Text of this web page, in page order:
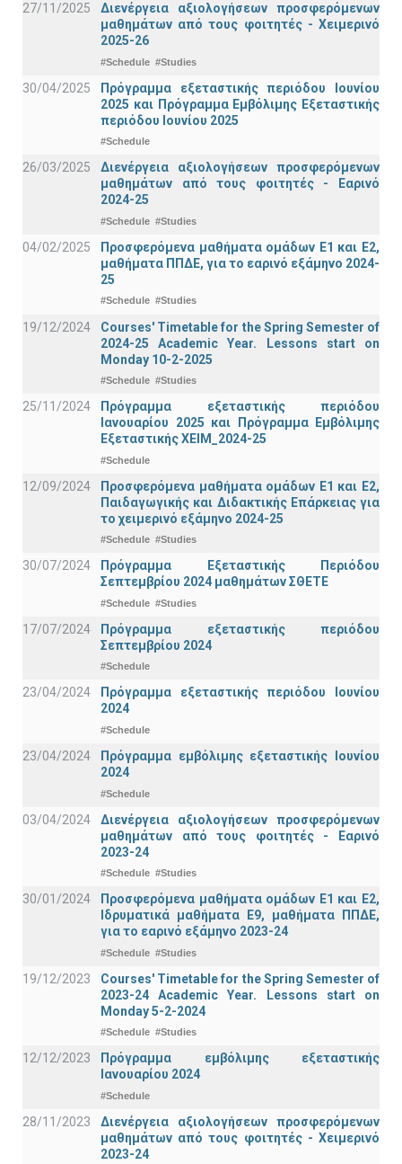
27/11/2025
Διενέργεια αξιολογήσεων προσφερόμενων
μαθημάτων από τους φοιτητές - Χειμερινό
2025-26
#Schedule #Studies
30/04/2025
Πρόγραμμα εξεταστικής περιόδου Ιουνίου
2025 και Πρόγραμμα Εμβόλιμης Εξεταστικής
περιόδου Ιουνίου 2025
#Schedule
26/03/2025
Διενέργεια αξιολογήσεων προσφερόμενων
μαθημάτων από τους φοιτητές - Εαρινό
2024-25
#Schedule #Studies
04/02/2025
Προσφερόμενα μαθήματα ομάδων Ε1 και Ε2,
μαθήματα ΠΠΔΕ, για το εαρινό εξάμηνο 2024-
25
#Schedule #Studies
19/12/2024
Courses' Timetable for the Spring Semester of
2024-25 Academic Year. Lessons start on
Monday 10-2-2025
#Schedule #Studies
25/11/2024
Πρόγραμμα εξεταστικής περιόδου
Ιανουαρίου 2025 και Πρόγραμμα Εμβόλιμης
Εξεταστικής ΧΕΙΜ_2024-25
#Schedule
12/09/2024
Προσφερόμενα μαθήματα ομάδων Ε1 και Ε2,
Παιδαγωγικής και Διδακτικής Επάρκειας για
το χειμερινό εξάμηνο 2024-25
#Schedule #Studies
30/07/2024
Πρόγραμμα Εξεταστικής Περιόδου
Σεπτεμβρίου 2024 μαθημάτων ΣΘΕΤΕ
#Schedule #Studies
17/07/2024
Πρόγραμμα εξεταστικής περιόδου
Σεπτεμβρίου 2024
#Schedule
23/04/2024
Πρόγραμμα εξεταστικής περιόδου Ιουνίου
2024
#Schedule
23/04/2024
Πρόγραμμα εμβόλιμης εξεταστικής Ιουνίου
2024
#Schedule
03/04/2024
Διενέργεια αξιολογήσεων προσφερόμενων
μαθημάτων από τους φοιτητές - Εαρινό
2023-24
#Schedule #Studies
30/01/2024
Προσφερόμενα μαθήματα ομάδων Ε1 και Ε2,
Ιδρυματικά μαθήματα Ε9, μαθήματα ΠΠΔΕ,
για το εαρινό εξάμηνο 2023-24
#Schedule #Studies
19/12/2023
Courses' Timetable for the Spring Semester of
2023-24 Academic Year. Lessons start on
Monday 5-2-2024
#Schedule #Studies
12/12/2023
Πρόγραμμα εμβόλιμης εξεταστικής
Ιανουαρίου 2024
#Schedule
28/11/2023
Διενέργεια αξιολογήσεων προσφερόμενων
μαθημάτων από τους φοιτητές - Χειμερινό
2023-24